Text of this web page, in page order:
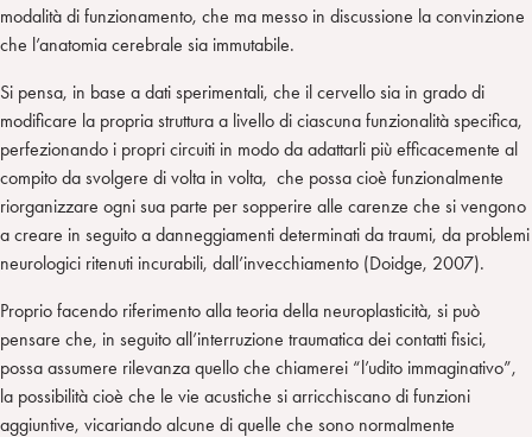
modalità di funzionamento, che ma messo in discussione la convinzione
che l’anatomia cerebrale sia immutabile.
Si pensa, in base a dati sperimentali, che il cervello sia in grado di
modificare la propria struttura a livello di ciascuna funzionalità specifica,
perfezionando i propri circuiti in modo da adattarli più efficacemente al
compito da svolgere di volta in volta, che possa cioè funzionalmente
riorganizzare ogni sua parte per sopperire alle carenze che si vengono
a creare in seguito a danneggiamenti determinati da traumi, da problemi
neurologici ritenuti incurabili, dall’invecchiamento (Doidge, 2007).
Proprio facendo riferimento alla teoria della neuroplasticità, si può
pensare che, in seguito all’interruzione traumatica dei contatti fisici,
possa assumere rilevanza quello che chiamerei “l’udito immaginativo”,
la possibilità cioè che le vie acustiche si arricchiscano di funzioni
aggiuntive, vicariando alcune di quelle che sono normalmente